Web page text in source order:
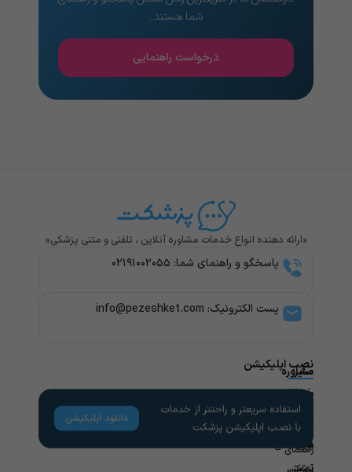
شما هستند..
درخواست راهنمایی
«ارائه دهنده انواع خدمات مشاوره آنلاین ، تلفنی و متنی پزشکی»
پاسخگو و راهنمای شما: ۰۲۱۹۱۰۰۲۰۵۵
پست الکترونیک: info@pezeshket.com​
مشاوره
پزشکی
تخصص
های
پزشکی
سایر
خدمات
مشاوره
روانشناسی
آزمایش
راهنمای
کاربران
راهنمای
لینک
های
مفید
نصب اپلیکیشن